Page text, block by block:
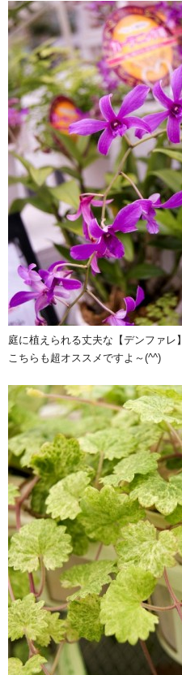
庭に植えられる丈夫な【デンファレ】
こちらも超オススメですよ～(^^)